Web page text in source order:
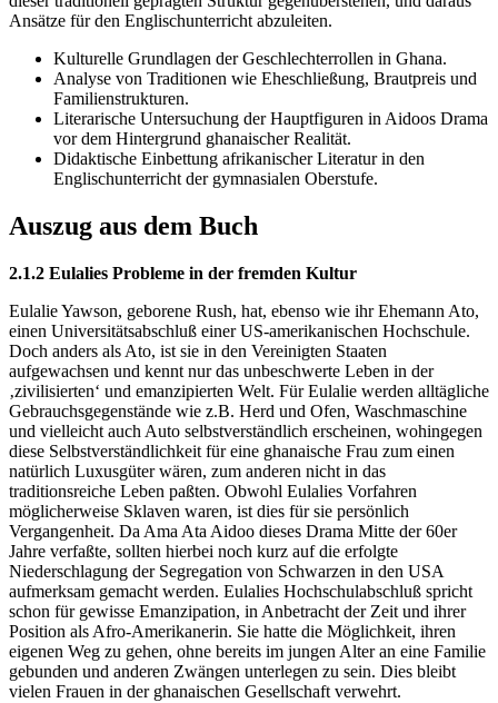
Ansätze für den Englischunterricht abzuleiten.
Kulturelle Grundlagen der Geschlechterrollen in Ghana.
Analyse von Traditionen wie Eheschließung, Brautpreis und
Familienstrukturen.
Literarische Untersuchung der Hauptfiguren in Aidoos Drama
vor dem Hintergrund ghanaischer Realität.
Didaktische Einbettung afrikanischer Literatur in den
Englischunterricht der gymnasialen Oberstufe.
Auszug aus dem Buch
2.1.2 Eulalies Probleme in der fremden Kultur
Eulalie Yawson, geborene Rush, hat, ebenso wie ihr Ehemann Ato,
einen Universitätsabschluß einer US-amerikanischen Hochschule.
Doch anders als Ato, ist sie in den Vereinigten Staaten
aufgewachsen und kennt nur das unbeschwerte Leben in der
‚zivilisierten‘ und emanzipierten Welt. Für Eulalie werden alltägliche
Gebrauchsgegenstände wie z.B. Herd und Ofen, Waschmaschine
und vielleicht auch Auto selbstverständlich erscheinen, wohingegen
diese Selbstverständlichkeit für eine ghanaische Frau zum einen
natürlich Luxusgüter wären, zum anderen nicht in das
traditionsreiche Leben paßten. Obwohl Eulalies Vorfahren
möglicherweise Sklaven waren, ist dies für sie persönlich
Vergangenheit. Da Ama Ata Aidoo dieses Drama Mitte der 60er
Jahre verfaßte, sollten hierbei noch kurz auf die erfolgte
Niederschlagung der Segregation von Schwarzen in den USA
aufmerksam gemacht werden. Eulalies Hochschulabschluß spricht
schon für gewisse Emanzipation, in Anbetracht der Zeit und ihrer
Position als Afro-Amerikanerin. Sie hatte die Möglichkeit, ihren
eigenen Weg zu gehen, ohne bereits im jungen Alter an eine Familie
gebunden und anderen Zwängen unterlegen zu sein. Dies bleibt
vielen Frauen in der ghanaischen Gesellschaft verwehrt.